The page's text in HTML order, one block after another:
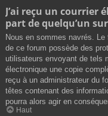
J’ai reçu un courrier
part de quelqu’un
Nous en sommes navrés. Le
de ce forum possède des
utilisateurs envoyant de tels
électronique une copie
reçu à un administrateur du
têtes contenant des
pourra alors agir en
Haut